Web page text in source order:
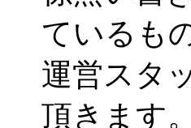
ているも
運営スタ
頂きます。